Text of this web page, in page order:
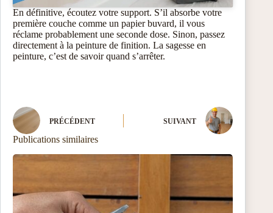
En définitive, écoutez votre support. S’il absorbe votre
première couche comme un papier buvard, il vous
réclame probablement une seconde dose. Sinon, passez
directement à la peinture de finition. La sagesse en
peinture, c’est de savoir quand s’arrêter.
PRÉCÉDENT SUIVANT
Publications similaires